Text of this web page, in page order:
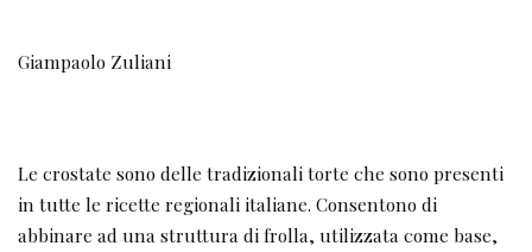
Giampaolo Zuliani
Le crostate sono delle tradizionali torte che sono presenti
in tutte le ricette regionali italiane. Consentono di
abbinare ad una struttura di frolla, utilizzata come base,